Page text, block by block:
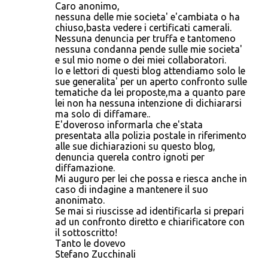
Caro anonimo,
nessuna delle mie societa' e'cambiata o ha
chiuso,basta vedere i certificati camerali.
Nessuna denuncia per truffa e tantomeno
nessuna condanna pende sulle mie societa'
e sul mio nome o dei miei collaboratori.
Io e lettori di questi blog attendiamo solo le
sue generalita' per un aperto confronto sulle
tematiche da lei proposte,ma a quanto pare
lei non ha nessuna intenzione di dichiararsi
ma solo di diffamare..
E'doveroso informarla che e'stata
presentata alla polizia postale in riferimento
alle sue dichiarazioni su questo blog,
denuncia querela contro ignoti per
diffamazione.
Mi auguro per lei che possa e riesca anche in
caso di indagine a mantenere il suo
anonimato.
Se mai si riuscisse ad identificarla si prepari
ad un confronto diretto e chiarificatore con
il sottoscritto!
Tanto le dovevo
Stefano Zucchinali